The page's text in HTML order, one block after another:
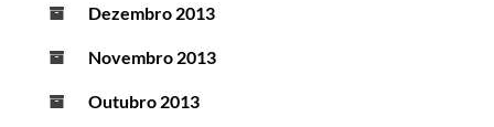
Dezembro 2013
Novembro 2013
Outubro 2013